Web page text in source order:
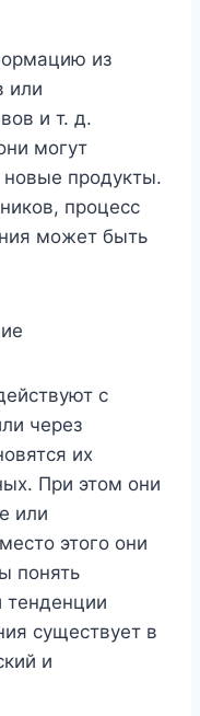
из
или
и т. д.
могут
новые продукты.
процесс
может быть
с
через
их
При этом они
или
этого они
понять
тенденции
существует в
и